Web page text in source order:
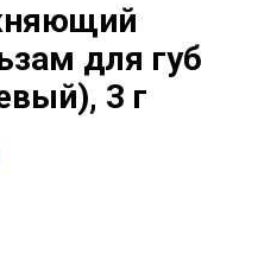
для губ
3 г